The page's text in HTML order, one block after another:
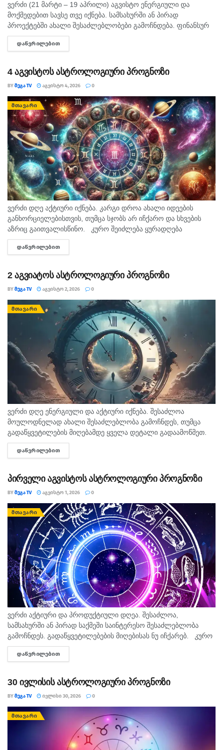
ვერძი (21 მარტი – 19 აპრილი) აგვისტო ენერგიული და
მოქმედებით სავსე თვე იქნება. სამსახურში ან პირად
პროექტებში ახალი შესაძლებლობები გამოჩნდება. ფინანსურ
საკითხებში სიფრთხილე გამოიჩინეთ და დაუგეგმავ ხარჯებს
მოერიდეთ. სიყვარულში გულწრფელი...
ᲓᲐᲬᲕᲠᲘᲚᲔᲑᲘᲗ
4 აგვისტოს ასტროლოგიური პროგნოზი
BYᲛᲔᲒᲐ TV ᲐᲒᲕᲘᲡᲢᲝ 4, 2026 0
ᲛᲗᲐᲕᲐᲠᲘ
ვერძი დღე აქტიური იქნება. კარგი დროა ახალი იდეების
განხორციელებისთვის, თუმცა სჯობს არ იჩქარო და სხვების
აზრიც გაითვალისწინო. კურო შეიძლება ყურადღება
ფინანსებსა და სტაბილურობის საკითხებზე გადაიტანო.
დაგეგმვა და პრაქტიკული მიდგომა...
ᲓᲐᲬᲕᲠᲘᲚᲔᲑᲘᲗ
2 აგვიატოს ასტროლოგიური პროგნოზი
BYᲛᲔᲒᲐ TV ᲐᲒᲕᲘᲡᲢᲝ 2, 2026 0
ᲛᲗᲐᲕᲐᲠᲘ
ვერძი დღე ენერგიული და აქტიური იქნება. შესაძლოა
მოულოდნელად ახალი შესაძლებლობა გამოჩნდეს, თუმცა
გადაწყვეტილების მიღებამდე ყველა დეტალი გადაამოწმეთ.
საღამო მეგობრებთან ან ოჯახთან ერთად სასიამოვნოდ
ჩაივლის. კურო ფინანსურ საკითხებში სიფრთხილე
ᲓᲐᲬᲕᲠᲘᲚᲔᲑᲘᲗ
პირველი აგვისტოს ასტროლოგიური პროგნოზი
BYᲛᲔᲒᲐ TV ᲐᲒᲕᲘᲡᲢᲝ 1, 2026 0
ᲛᲗᲐᲕᲐᲠᲘ
ვერძი აქტიური და პროდუქტიული დღეა. შესაძლოა,
სამსახურში ან პირად საქმეში საინტერესო შესაძლებლობა
გამოჩნდეს. გადაწყვეტილებების მიღებისას ნუ იჩქარებ. კურო
დღე ფინანსურ საკითხებზე ყურადღების გამახვილებას
მოითხოვს. კარგი დროა ბიუჯეტის დაგეგმვისა და...
ᲓᲐᲬᲕᲠᲘᲚᲔᲑᲘᲗ
30 ივლისის ასტროლოგიური პროგნოზი
BYᲛᲔᲒᲐ TV ᲘᲕᲚᲘᲡᲘ 30, 2026 0
ᲛᲗᲐᲕᲐᲠᲘ